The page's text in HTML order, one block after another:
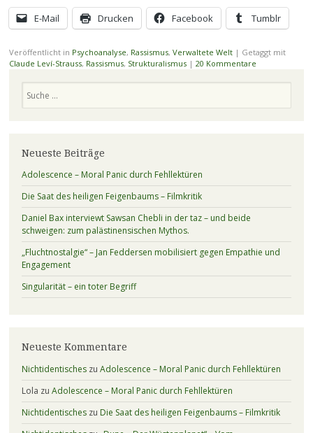
E-Mail Drucken Facebook Tumblr
Veröffentlicht in Psychoanalyse, Rassismus, Verwaltete Welt | Getaggt mit
Claude Leví-Strauss, Rassismus, Strukturalismus | 20 Kommentare
Neueste Beiträge
Adolescence – Moral Panic durch Fehllektüren
Die Saat des heiligen Feigenbaums – Filmkritik
Daniel Bax interviewt Sawsan Chebli in der taz – und beide
schweigen: zum palästinensischen Mythos.
„Fluchtnostalgie“ – Jan Feddersen mobilisiert gegen Empathie und
Engagement
Singularität – ein toter Begriff
Neueste Kommentare
Nichtidentischeszu Adolescence – Moral Panic durch Fehllektüren
Lola zu Adolescence – Moral Panic durch Fehllektüren
Nichtidentischeszu Die Saat des heiligen Feigenbaums – Filmkritik